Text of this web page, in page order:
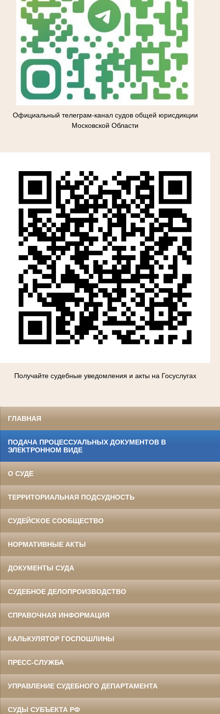
Официальный телеграм-канал судов общей юрисдикции
Московской Области
Получайте судебные уведомления и акты на Госуслугах
ГЛАВНАЯ
ПОДАЧА ПРОЦЕССУАЛЬНЫХ ДОКУМЕНТОВ В
ЭЛЕКТРОННОМ ВИДЕ
О СУДЕ
ТЕРРИТОРИАЛЬНАЯ ПОДСУДНОСТЬ
СУДЕЙСКОЕ СООБЩЕСТВО
НОРМАТИВНЫЕ АКТЫ
ДОКУМЕНТЫ СУДА
СУДЕБНОЕ ДЕЛОПРОИЗВОДСТВО
СПРАВОЧНАЯ ИНФОРМАЦИЯ
КАЛЬКУЛЯТОР ГОСПОШЛИНЫ
ПРЕСС-СЛУЖБА
УПРАВЛЕНИЕ СУДЕБНОГО ДЕПАРТАМЕНТА
СУДЫ СУБЪЕКТА РФ